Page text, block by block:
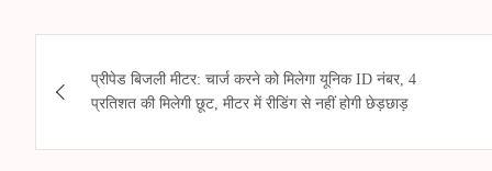
ts
A
pp
se
ng
er
bo
ok
tte
r
gr
a
m
ail re
navigation
प्रीपेड बिजली मीटर: चार्ज करने को मिलेगा यूनिक ID नंबर, 4
प्रतिशत की मिलेगी छूट, मीटर में रीडिंग से नहीं होगी छेड़छाड़